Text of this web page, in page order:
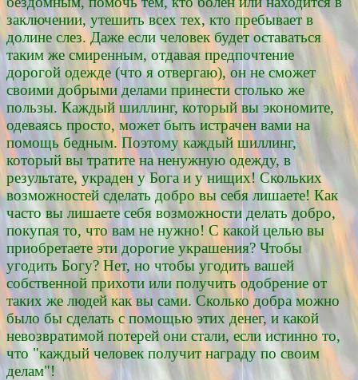
заключении, утешить всех тех, кто пребывает в
долине слез. Даже если человек будет оставаться
таким же смиренным, отдавая предпочтение
дорогой одежде (что я отвергаю), он не сможет
своими добрыми делами принести столько же
пользы. Каждый шиллинг, который вы экономите,
одеваясь просто, может быть истрачен вами на
помощь бедным. Поэтому каждый шиллинг,
который вы тратите на ненужную одежду, в
результате, украден у Бога и у нищих! Скольких
возможностей сделать добро вы себя лишаете! Как
часто вы лишаете себя возможности делать добро,
покупая то, что вам не нужно! С какой целью вы
приобретаете эти дорогие украшения? Чтобы
угодить Богу? Нет, но чтобы угодить вашей
собственной прихоти или получить одобрение от
таких же людей как вы сами. Сколько добра можно
было бы сделать с помощью этих денег, и какой
невозвратимой потерей они стали, если истинно то,
что "каждый человек получит награду по своим
делам"!